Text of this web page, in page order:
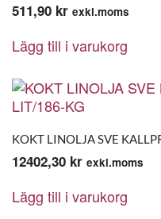
511,90 kr exkl.moms
Lägg till i varukorg
KOKT LINOLJA SVE
12402,30 kr exkl.moms
Lägg till i varukorg